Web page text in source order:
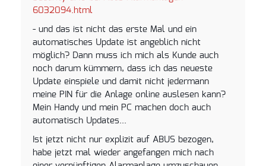
6032094.html
- und das ist nicht das erste Mal und ein
automatisches Update ist angeblich nicht
möglich? Dann muss ich mich als Kunde auch
noch darum kümmern, dass ich das neueste
Update einspiele und damit nicht jedermann
meine PIN für die Anlage online auslesen kann?
Mein Handy und mein PC machen doch auch
automatisch Updates...
Ist jetzt nicht nur explizit auf ABUS bezogen,
habe jetzt mal wieder angefangen mich nach